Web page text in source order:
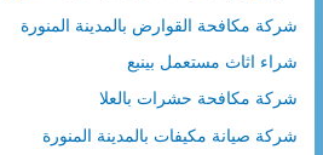
شركة مكافحة القوارض بالمدينة المنورة
شراء اثاث مستعمل بينبع
شركة مكافحة حشرات بالعلا
شركة صيانة مكيفات بالمدينة المنورة